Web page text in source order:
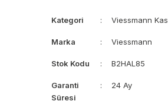
Kategori Viessmann
Marka Viessmann
Stok Kodu B2HAL85
Garanti
Süresi
24 Ay